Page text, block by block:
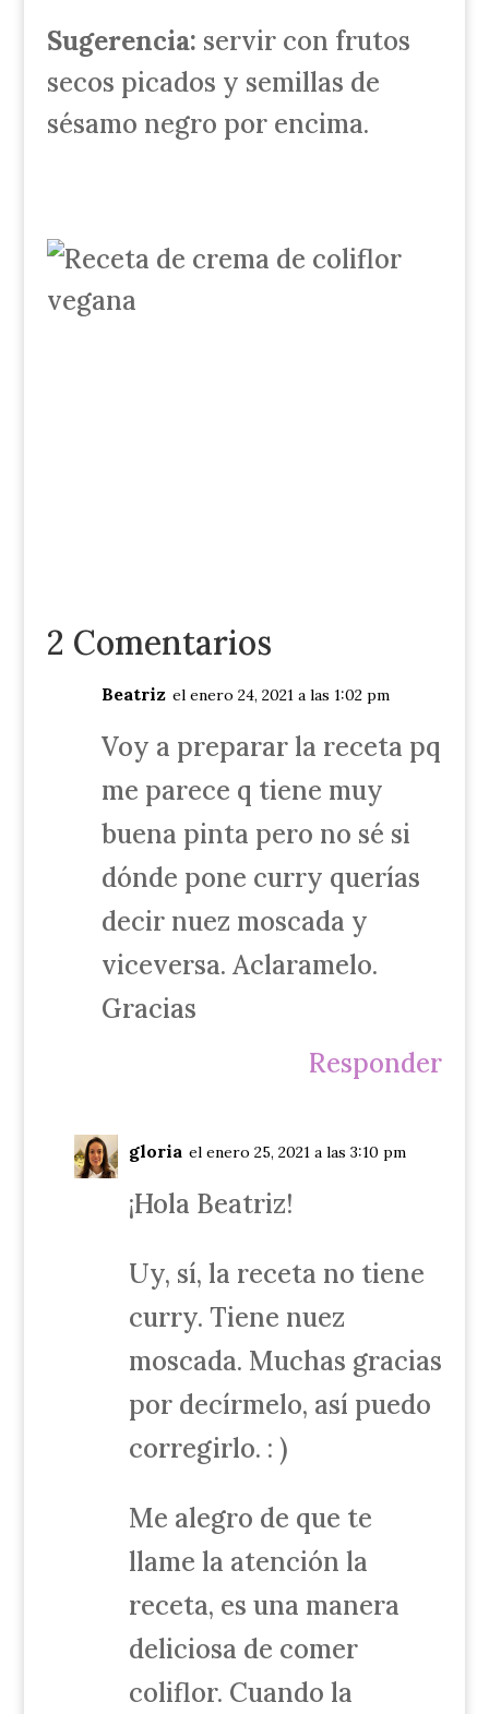
Sugerencia: servir con frutos
secos picados y semillas de
sésamo negro por encima.
2 Comentarios
Beatriz el enero 24, 2021 a las 1:02 pm
Voy a preparar la receta pq
me parece q tiene muy
buena pinta pero no sé si
dónde pone curry querías
decir nuez moscada y
viceversa. Aclaramelo.
Gracias
Responder
gloria el enero 25, 2021 a las 3:10 pm
¡Hola Beatriz!
Uy, sí, la receta no tiene
curry. Tiene nuez
moscada. Muchas gracias
por decírmelo, así puedo
corregirlo. : )
Me alegro de que te
llame la atención la
receta, es una manera
deliciosa de comer
coliflor. Cuando la